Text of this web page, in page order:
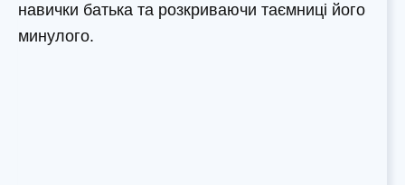
навички батька та розкриваючи таємниці його
минулого.